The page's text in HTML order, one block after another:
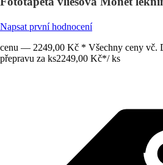
Napsat první hodnocení
cenu — 2249,00 Kč * Všechny ceny vč.
přepravu za ks2249,00 Kč*/ ks